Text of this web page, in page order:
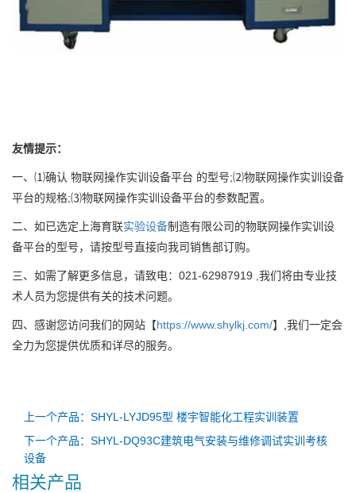
友情提示：
一、⑴确认 物联网操作实训设备平台 的型号;⑵物联网操作实训设备
平台的规格;⑶物联网操作实训设备平台的参数配置。
二、如已选定上海育联实验设备制造有限公司的物联网操作实训设
备平台的型号，请按型号直接向我司销售部订购。
三、如需了解更多信息，请致电：021-62987919 ,我们将由专业技
术人员为您提供有关的技术问题。
四、感谢您访问我们的网站【https://www.shylkj.com/】,我们一定会
全力为您提供优质和详尽的服务。
上一个产品：SHYL-LYJD95型 楼宇智能化工程实训装置
下一个产品：SHYL-DQ93C建筑电气安装与维修调试实训考核
设备
相关产品